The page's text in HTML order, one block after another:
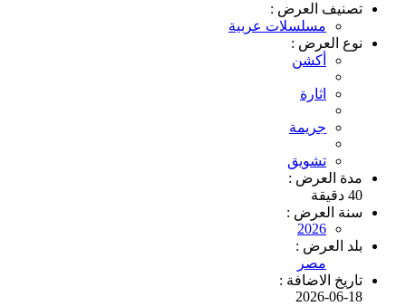
تصنيف العرض :
مسلسلات عربية
نوع العرض :
أكشن
اثارة
جريمة
تشويق
مدة العرض :
40 دقيقة
سنة العرض :
2026
بلد العرض :
مصر
تاريخ الاضافة :
2026-06-18